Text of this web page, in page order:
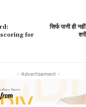
for
सिर्फ पानी ही
- Advertisement -